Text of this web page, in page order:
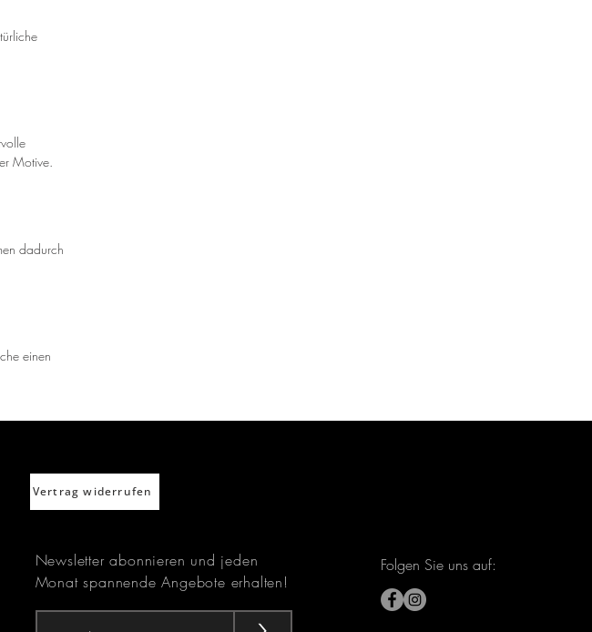
Motive.
dadurch
einen
Vertrag widerrufen
Newsletter abonnieren und jeden
Monat spannende Angebote erhalten!
Folgen Sie uns auf: